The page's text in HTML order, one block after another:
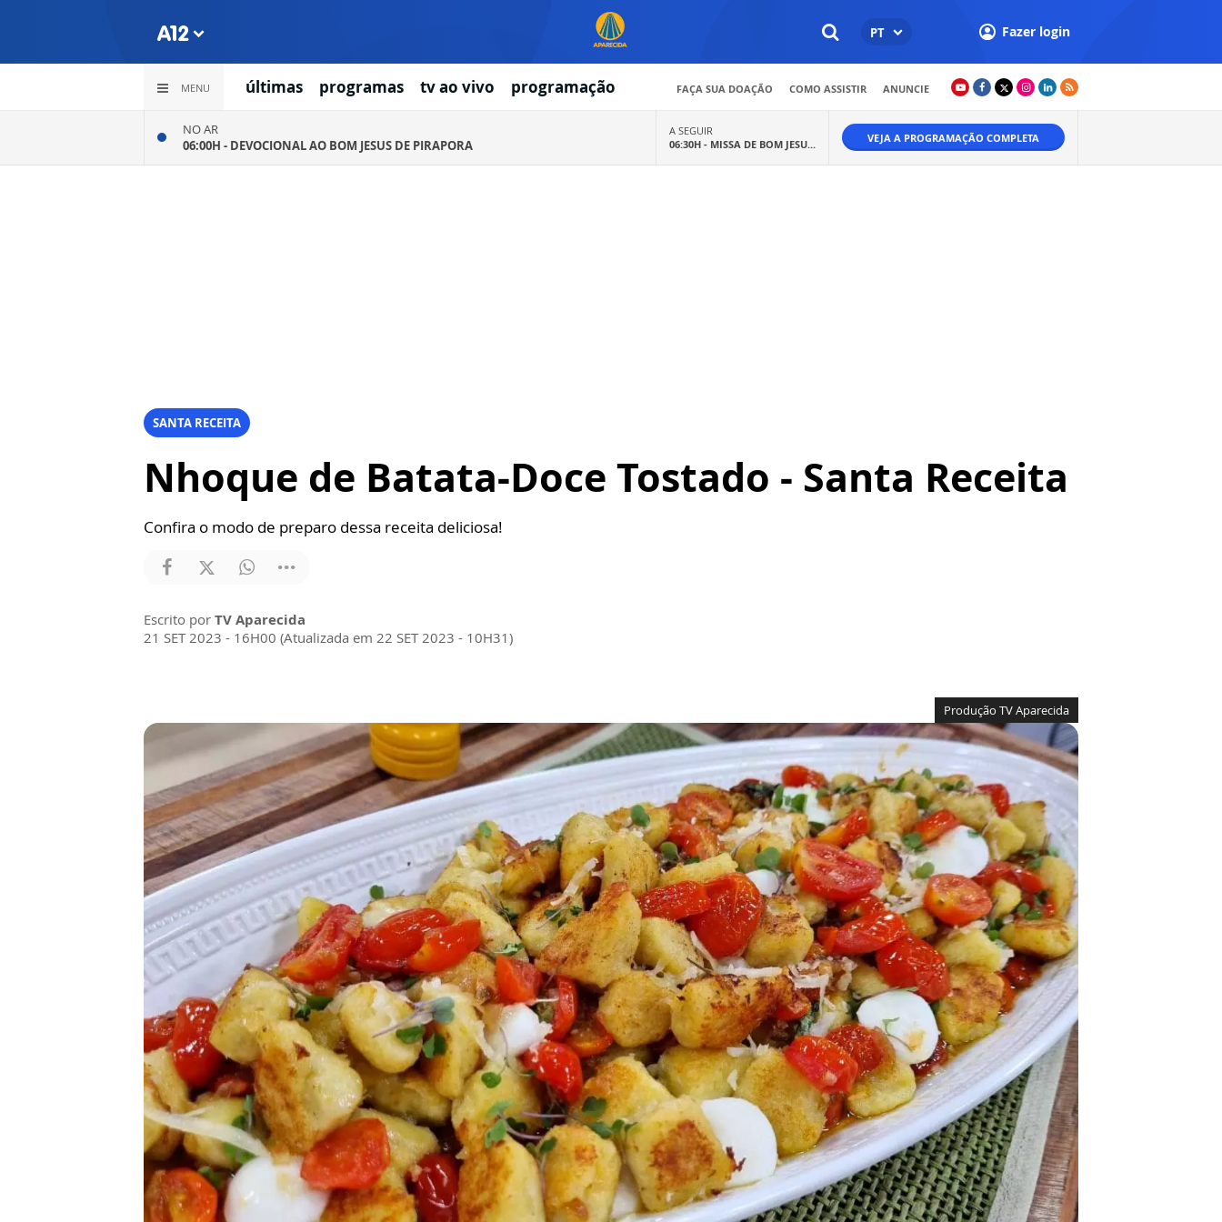
PT Fazer login
MENU últimas programas tv ao vivo programação FAÇA SUA DOAÇÃO COMO ASSISTIR ANUNCIE
NO AR
06:00H - DEVOCIONAL AO BOM JESUS DE PIRAPORA
A SEGUIR
06:30H - MISSA DE BOM JESU... VEJA A PROGRAMAÇÃO COMPLETA
SANTA RECEITA
Nhoque de Batata-Doce Tostado - Santa Receita
Confira o modo de preparo dessa receita deliciosa!
Escrito por TV Aparecida
21 SET 2023 - 16H00 (Atualizada em 22 SET 2023 - 10H31)
Produção TV Aparecida